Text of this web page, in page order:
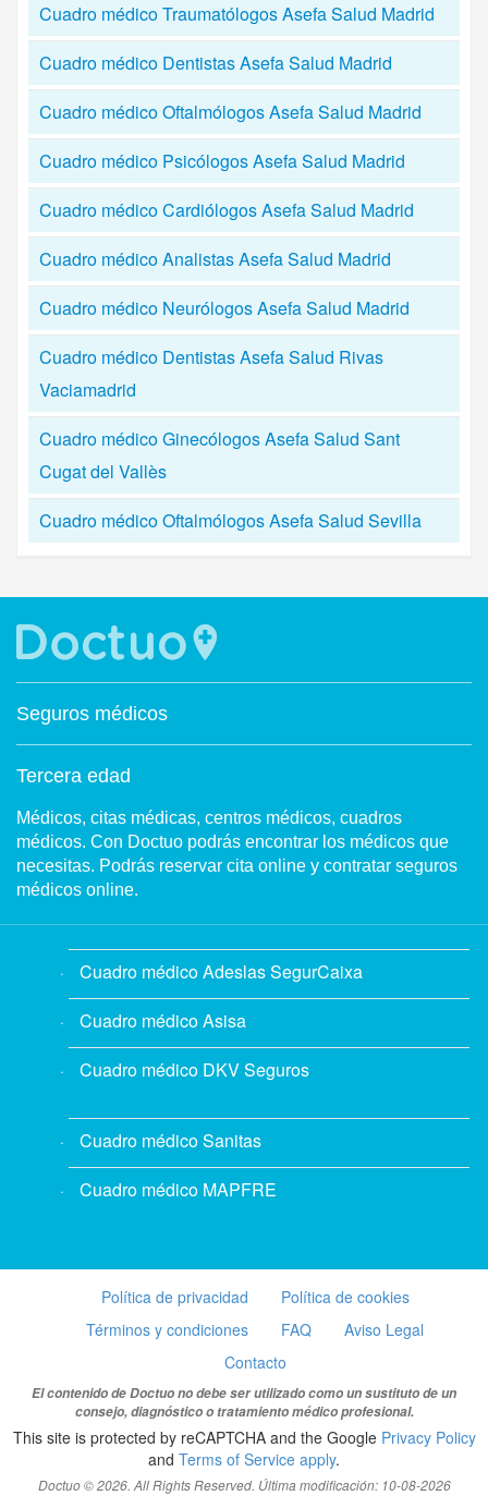
Cuadro médico Traumatólogos Asefa Salud Madrid
Cuadro médico Dentistas Asefa Salud Madrid
Cuadro médico Oftalmólogos Asefa Salud Madrid
Cuadro médico Psicólogos Asefa Salud Madrid
Cuadro médico Cardiólogos Asefa Salud Madrid
Cuadro médico Analistas Asefa Salud Madrid
Cuadro médico Neurólogos Asefa Salud Madrid
Cuadro médico Dentistas Asefa Salud Rivas
Vaciamadrid
Cuadro médico Ginecólogos Asefa Salud Sant
Cugat del Vallès
Cuadro médico Oftalmólogos Asefa Salud Sevilla
Seguros médicos
Tercera edad
Médicos, citas médicas, centros médicos, cuadros
médicos. Con Doctuo podrás encontrar los médicos que
necesitas. Podrás reservar cita online y contratar seguros
médicos online.
Cuadro médico Adeslas SegurCaixa
Cuadro médico Asisa
Cuadro médico DKV Seguros
Cuadro médico Sanitas
Cuadro médico MAPFRE
Política de privacidad
Política de cookies
Términos y condiciones
FAQ
Aviso Legal
Contacto
El contenido de Doctuo no debe ser utilizado como un sustituto de un
consejo, diagnóstico o tratamiento médico profesional.
This site is protected by reCAPTCHA and the Google Privacy Policy
and Terms of Service apply.
Doctuo © 2026. All Rights Reserved. Última modificación: 10-08-2026